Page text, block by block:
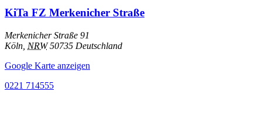
KiTa FZ Merkenicher Straße
Merkenicher Straße 91
Köln NRW 50735 Deutschland
Google Karte anzeigen
0221 714555